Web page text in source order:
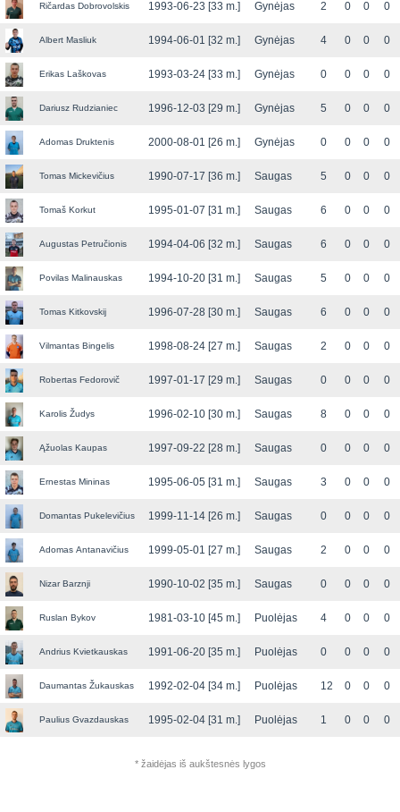
Ričardas Dobrovolskis 1993-06-23 [33 m.] Gynėjas 2 0 0 0
Albert Masliuk 1994-06-01 [32 m.] Gynėjas 4 0 0 0
Erikas Laškovas 1993-03-24 [33 m.] Gynėjas 0 0 0 0
Dariusz Rudzianiec 1996-12-03 [29 m.] Gynėjas 5 0 0 0
Adomas Druktenis 2000-08-01 [26 m.] Gynėjas 0 0 0 0
Tomas Mickevičius 1990-07-17 [36 m.] Saugas 5 0 0 0
Tomaš Korkut 1995-01-07 [31 m.] Saugas 6 0 0 0
Augustas Petručionis 1994-04-06 [32 m.] Saugas 6 0 0 0
Povilas Malinauskas 1994-10-20 [31 m.] Saugas 5 0 0 0
Tomas Kitkovskij 1996-07-28 [30 m.] Saugas 6 0 0 0
Vilmantas Bingelis 1998-08-24 [27 m.] Saugas 2 0 0 0
Robertas Fedorovič 1997-01-17 [29 m.] Saugas 0 0 0 0
Karolis Žudys 1996-02-10 [30 m.] Saugas 8 0 0 0
Ąžuolas Kaupas 1997-09-22 [28 m.] Saugas 0 0 0 0
Ernestas Mininas 1995-06-05 [31 m.] Saugas 3 0 0 0
Domantas Pukelevičius 1999-11-14 [26 m.] Saugas 0 0 0 0
Adomas Antanavičius 1999-05-01 [27 m.] Saugas 2 0 0 0
Nizar Barznji 1990-10-02 [35 m.] Saugas 0 0 0 0
Ruslan Bykov 1981-03-10 [45 m.] Puolėjas 4 0 0 0
Andrius Kvietkauskas 1991-06-20 [35 m.] Puolėjas 0 0 0 0
Daumantas Žukauskas 1992-02-04 [34 m.] Puolėjas 12 0 0 0
Paulius Gvazdauskas 1995-02-04 [31 m.] Puolėjas 1 0 0 0
* žaidėjas iš aukštesnės lygos